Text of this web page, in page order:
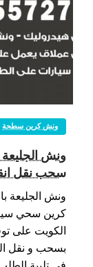
ونش كرين سطحة
سحب نقل
ونش الجليعة
كرين سحي
الكويت على
بسحب و نقل